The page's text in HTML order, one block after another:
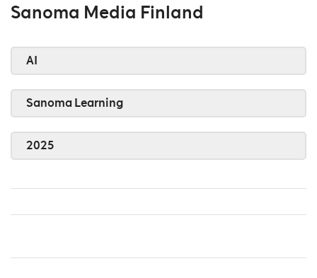
Sanoma Media Finland
AI
Sanoma Learning
2025